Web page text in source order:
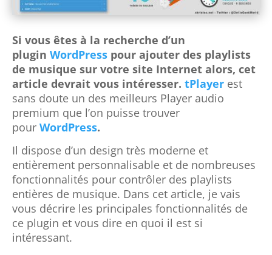
Si vous êtes à la recherche d’un
plugin WordPress pour ajouter des playlists
de musique sur votre site Internet alors, cet
article devrait vous intéresser. tPlayer est
sans doute un des meilleurs Player audio
premium que l’on puisse trouver
pour WordPress.
Il dispose d’un design très moderne et
entièrement personnalisable et de nombreuses
fonctionnalités pour contrôler des playlists
entières de musique. Dans cet article, je vais
vous décrire les principales fonctionnalités de
ce plugin et vous dire en quoi il est si
intéressant.